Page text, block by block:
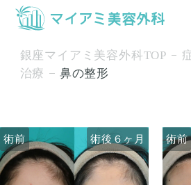
銀座マイアミ美容外科TOP
治療
鼻の整形
術前 術後６ヶ月 術前
術前 術前